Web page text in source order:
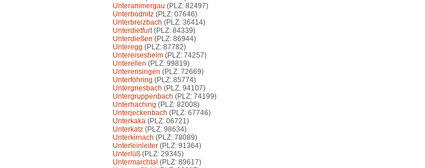
Unterammergau (PLZ: 82497)
Unterbodnitz (PLZ: 07646)
Unterbreizbach (PLZ: 36414)
Unterdietfurt(PLZ: 84339)
Unterdießen (PLZ: 86944)
Unteregg (PLZ: 87782)
Untereisesheim (PLZ: 74257)
Unterellen (PLZ: 99819)
Unterensingen (PLZ: 72669)
Unterföhring (PLZ: 85774)
Untergriesbach (PLZ: 94107)
Untergruppenbach (PLZ: 74199)
Unterhaching (PLZ: 82008)
Unterjeckenbach (PLZ: 67746)
Unterkaka (PLZ: 06721)
Unterkatz (PLZ: 98634)
Unterkirnach (PLZ: 78089)
Unterleinleiter (PLZ: 91364)
Unterlüß (PLZ: 29345)
Untermarchtal (PLZ: 89617)